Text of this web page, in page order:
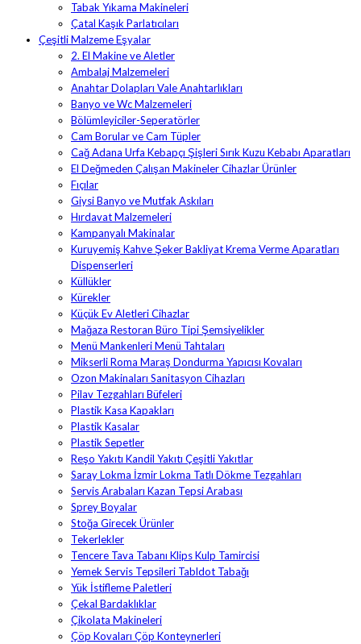
Tabak Yıkama Makineleri
Çatal Kaşık Parlatıcıları
Çeşitli Malzeme Eşyalar
2. El Makine ve Aletler
Ambalaj Malzemeleri
Anahtar Dolapları Vale Anahtarlıkları
Banyo ve Wc Malzemeleri
Bölümleyiciler-Seperatörler
Cam Borular ve Cam Tüpler
Cağ Adana Urfa Kebapçı Şişleri Sırık Kuzu Kebabı Aparatları
El Değmeden Çalışan Makineler Cihazlar Ürünler
Fıçılar
Giysi Banyo ve Mutfak Askıları
Hırdavat Malzemeleri
Kampanyalı Makinalar
Kuruyemiş Kahve Şeker Bakliyat Krema Verme Aparatları
Dispenserleri
Küllükler
Kürekler
Küçük Ev Aletleri Cihazlar
Mağaza Restoran Büro Tipi Şemsiyelikler
Menü Mankenleri Menü Tahtaları
Mikserli Roma Maraş Dondurma Yapıcısı Kovaları
Ozon Makinaları Sanitasyon Cihazları
Pilav Tezgahları Büfeleri
Plastik Kasa Kapakları
Plastik Kasalar
Plastik Sepetler
Reşo Yakıtı Kandil Yakıtı Çeşitli Yakıtlar
Saray Lokma İzmir Lokma Tatlı Dökme Tezgahları
Servis Arabaları Kazan Tepsi Arabası
Sprey Boyalar
Stoğa Girecek Ürünler
Tekerlekler
Tencere Tava Tabanı Klips Kulp Tamircisi
Yemek Servis Tepsileri Tabldot Tabağı
Yük İstifleme Paletleri
Çekal Bardaklıklar
Çikolata Makineleri
Çöp Kovaları Çöp Konteynerleri